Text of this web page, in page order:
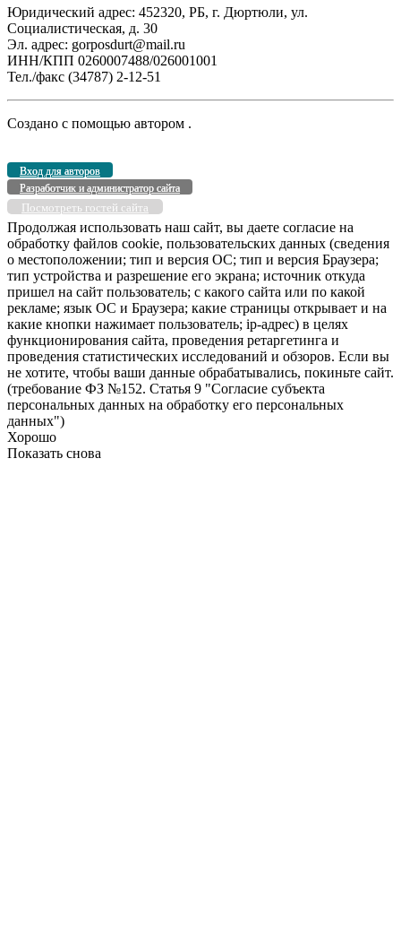
Юридический адрес: 452320, РБ, г. Дюртюли, ул.
Социалистическая, д. 30
Эл. адрес: gorposdurt@mail.ru
ИНН/КПП 0260007488/026001001
Тел./факс (34787) 2-12-51
Создано с помощью автором .
Вход для авторов
Разработчик и администратор сайта
Посмотреть гостей сайта
Продолжая использовать наш сайт, вы даете согласие на
обработку файлов cookie, пользовательских данных (сведения
о местоположении; тип и версия ОС; тип и версия Браузера;
тип устройства и разрешение его экрана; источник откуда
пришел на сайт пользователь; с какого сайта или по какой
рекламе; язык ОС и Браузера; какие страницы открывает и на
какие кнопки нажимает пользователь; ip-адрес) в целях
функционирования сайта, проведения ретаргетинга и
проведения статистических исследований и обзоров. Если вы
не хотите, чтобы ваши данные обрабатывались, покиньте сайт.
(требование ФЗ №152. Статья 9 "Согласие субъекта
персональных данных на обработку его персональных
данных")
Хорошо
Показать снова